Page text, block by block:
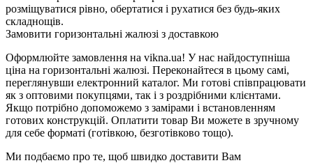
розміщуватися рівно, обертатися і рухатися без будь-яких
складнощів.
Замовити горизонтальні жалюзі з доставкою
Оформлюйте замовлення на vikna.ua! У нас найдоступніша
ціна на горизонтальні жалюзі. Переконайтеся в цьому самі,
переглянувши електронний каталог. Ми готові співпрацювати
як з оптовими покупцями, так і з роздрібними клієнтами.
Якщо потрібно допоможемо з замірами і встановленням
готових конструкцій. Оплатити товар Ви можете в зручному
для себе форматі (готівкою, безготівково тощо).
Ми подбаємо про те, щоб швидко доставити Вам